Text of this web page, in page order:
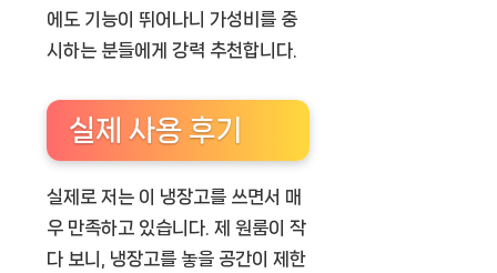
에도 기능이 뛰어나니 가성비를 중
시하는 분들에게 강력 추천합니다.
실제 사용 후기
실제로 저는 이 냉장고를 쓰면서 매
우 만족하고 있습니다. 제 원룸이 작
다 보니, 냉장고를 놓을 공간이 제한